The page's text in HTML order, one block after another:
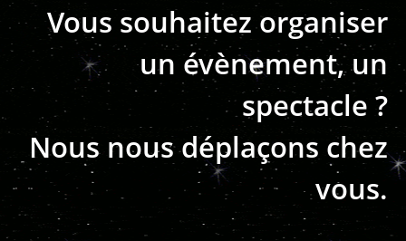
Vous souhaitez organiser
un évènement, un
spectacle ?
Nous nous déplaçons chez
vous.